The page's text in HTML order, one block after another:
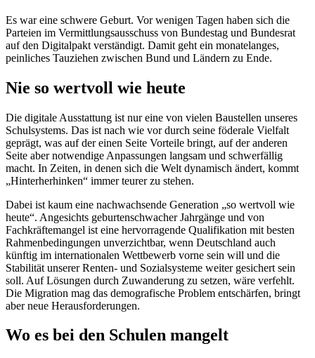
Es war eine schwere Geburt. Vor wenigen Tagen haben sich die
Parteien im Vermittlungsausschuss von Bundestag und Bundesrat
auf den Digitalpakt verständigt. Damit geht ein monatelanges,
peinliches Tauziehen zwischen Bund und Ländern zu Ende.
Nie so wertvoll wie heute
Die digitale Ausstattung ist nur eine von vielen Baustellen unseres
Schulsystems. Das ist nach wie vor durch seine föderale Vielfalt
geprägt, was auf der einen Seite Vorteile bringt, auf der anderen
Seite aber notwendige Anpassungen langsam und schwerfällig
macht. In Zeiten, in denen sich die Welt dynamisch ändert, kommt
„Hinterherhinken“ immer teurer zu stehen.
Dabei ist kaum eine nachwachsende Generation „so wertvoll wie
heute“. Angesichts geburtenschwacher Jahrgänge und von
Fachkräftemangel ist eine hervorragende Qualifikation mit besten
Rahmenbedingungen unverzichtbar, wenn Deutschland auch
künftig im internationalen Wettbewerb vorne sein will und die
Stabilität unserer Renten- und Sozialsysteme weiter gesichert sein
soll. Auf Lösungen durch Zuwanderung zu setzen, wäre verfehlt.
Die Migration mag das demografische Problem entschärfen, bringt
aber neue Herausforderungen.
Wo es bei den Schulen mangelt